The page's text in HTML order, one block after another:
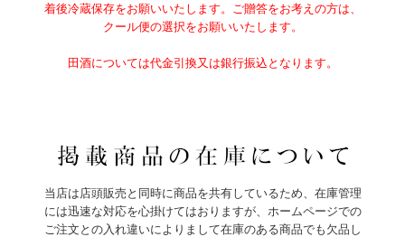
着後冷蔵保存をお願いいたします。ご贈答をお考えの方は、
クール便の選択をお願いいたします。
田酒については代金引換又は銀行振込となります。
当店は店頭販売と同時に商品を共有しているため、在庫管理
には迅速な対応を心掛けてはおりますが、ホームページでの
ご注文との入れ違いによりまして在庫のある商品でも欠品し